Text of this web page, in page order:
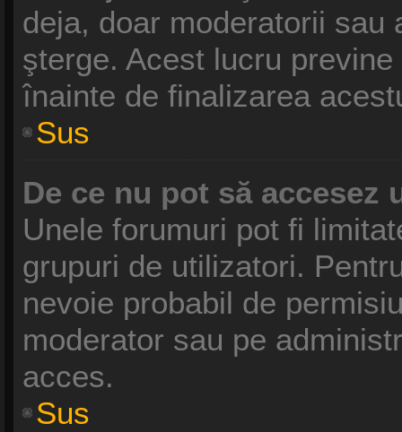
deja, doar moderatorii
şterge. Acest lucru
înainte de finalizarea
Sus
De ce nu pot să accesez
Unele forumuri pot fi
grupuri de utilizatori.
nevoie probabil de
moderator sau pe
acces.
Sus